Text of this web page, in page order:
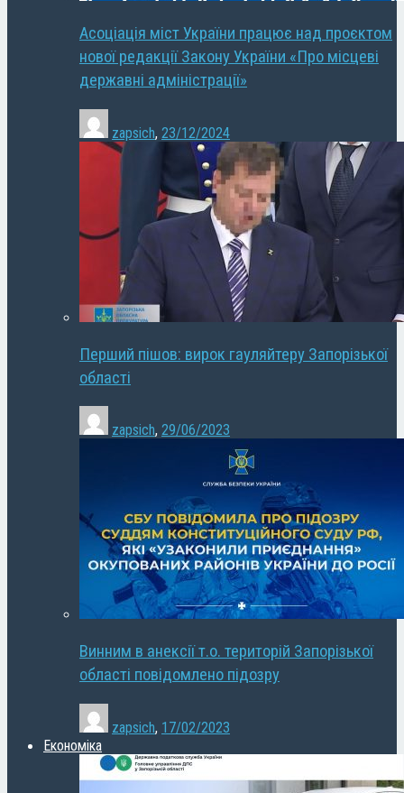
Асоціація міст України працює над проєктом
нової редакції Закону України «Про місцеві
державні адміністрації»
zapsich, 23/12/2024
Перший пішов: вирок гауляйтеру Запорізької
області
zapsich, 29/06/2023
Винним в анексії т.о. територій Запорізької
області повідомлено підозру
zapsich, 17/02/2023
Економіка